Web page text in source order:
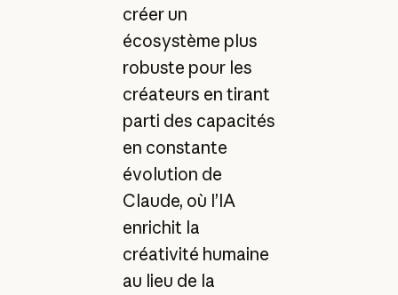
créer un
écosystème plus
robuste pour les
créateurs en tirant
parti des capacités
en constante
évolution de
Claude, où l’IA
enrichit la
créativité humaine
au lieu de la